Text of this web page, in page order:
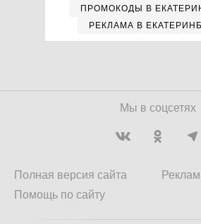
ПРОМОКОДЫ В
РЕКЛАМА В
Мы в соцсетях
Полная версия сайта
Помощь по сайту